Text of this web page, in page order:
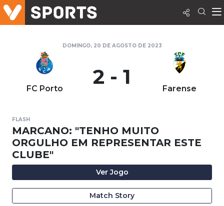
DOMINGO, 20 DE AGOSTO DE 2023
FC Porto 2 - 1 Farense
FLASH
MARCANO: "TENHO MUITO
ORGULHO EM REPRESENTAR ESTE
CLUBE"
Ver Jogo
Match Story